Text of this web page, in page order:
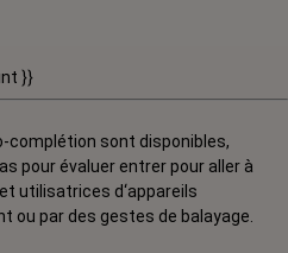
}}
complétion sont disponibles,
pour évaluer entrer pour aller à
utilisatrices d‘appareils
ou par des gestes de balayage.